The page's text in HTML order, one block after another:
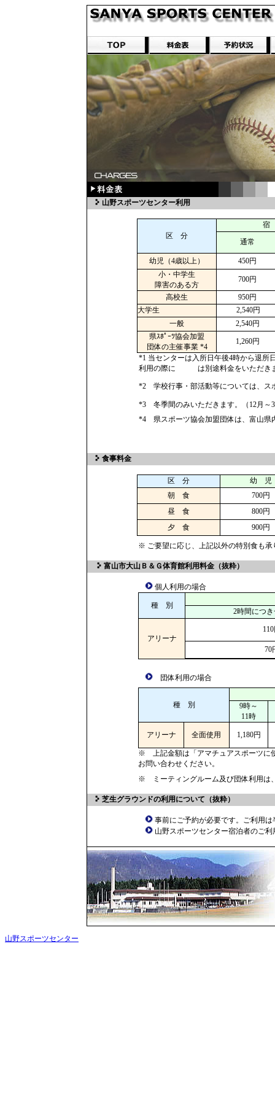
山野スポーツセンター利用
区 分
宿
通常
幼児（4歳以上）
450円
小・中学生
障害のある方
700円
高校生
950円
大学生
2,540円
一般
2,540円
県ｽﾎﾟｰﾂ協会加盟
団体の主催事業 *4
1,260円
*1 当センターは入所日午後4時から退所
利用の際に は別途料金をいただき
*2 学校行事・部活動等については、ス
*3 冬季間のみいただきます。（12月～
*4 県スポーツ協会加盟団体は、富山県
食事料金
区 分
幼 児
朝 食
700円
昼 食
800円
夕 食
900円
※ ご要望に応じ、上記以外の特別食も
富山市大山Ｂ＆Ｇ体育館利用料金（抜粋）
個人利用の場合
種 別
2時間につ
アリーナ
70
団体利用の場合
種 別
9時～
11時
アリーナ 全面使用 1,180円
※ 上記金額は「アマチュアスポーツに
お問い合わせください。
※ ミーティングルーム及び団体利用は
芝生グラウンドの利用について（抜粋）
事前にご予約が必要です。ご利用
山野スポーツセンター宿泊者のご
山野スポーツセンター